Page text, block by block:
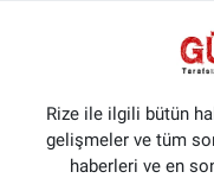
Rize ile ilgili bütün
gelişmeler ve tüm
haberleri ve en